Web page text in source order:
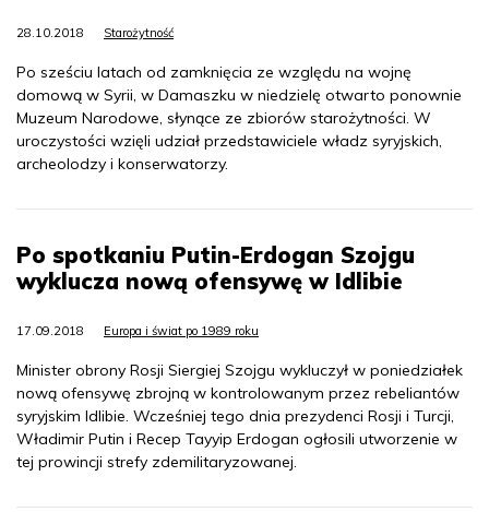
28.10.2018 Starożytność
Po sześciu latach od zamknięcia ze względu na wojnę
domową w Syrii, w Damaszku w niedzielę otwarto ponownie
Muzeum Narodowe, słynące ze zbiorów starożytności. W
uroczystości wzięli udział przedstawiciele władz syryjskich,
archeolodzy i konserwatorzy.
Po spotkaniu Putin-Erdogan Szojgu
wyklucza nową ofensywę w Idlibie
17.09.2018 Europa i świat po 1989 roku
Minister obrony Rosji Siergiej Szojgu wykluczył w poniedziałek
nową ofensywę zbrojną w kontrolowanym przez rebeliantów
syryjskim Idlibie. Wcześniej tego dnia prezydenci Rosji i Turcji,
Władimir Putin i Recep Tayyip Erdogan ogłosili utworzenie w
tej prowincji strefy zdemilitaryzowanej.